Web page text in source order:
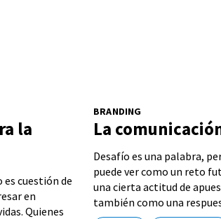
la
es cuestión de
en
Quienes
BRANDING
La
Desafío es una palabra,
puede ver como un reto
una cierta actitud de
también como una